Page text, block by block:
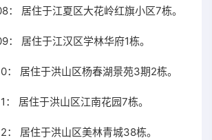
： 居住于江夏区大花岭红旗小区7栋。
： 居住于江汉区学林华府1栋。
： 居住于洪山区杨春湖景苑3期2栋。
： 居住于洪山区江南花园7栋。
： 居住于洪山区美林青城38栋。